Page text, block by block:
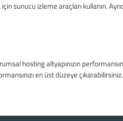
sunucu izleme araçları kullanın.
hosting altyapınızın
en üst düzeye çıkarabilirsiniz.